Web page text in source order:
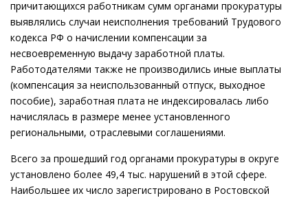
причитающихся работникам сумм органами прокуратуры
выявлялись случаи неисполнения требований Трудового
кодекса РФ о начислении компенсации за
несвоевременную выдачу заработной платы.
Работодателями также не производились иные выплаты
(компенсация за неиспользованный отпуск, выходное
пособие), заработная плата не индексировалась либо
начислялась в размере менее установленного
региональными, отраслевыми соглашениями.
Всего за прошедший год органами прокуратуры в округе
установлено более 49,4 тыс. нарушений в этой сфере.
Наибольшее их число зарегистрировано в Ростовской